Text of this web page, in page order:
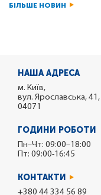
БІЛЬШЕ НОВИН
НАША АДРЕСА
м. Київ,
вул. Ярославська, 41,
04071
ГОДИНИ РОБОТИ
Пн–Чт: 09:00–18:00
Пт: 09:00-16:45
КОНТАКТИ
+380 44 334 56 89